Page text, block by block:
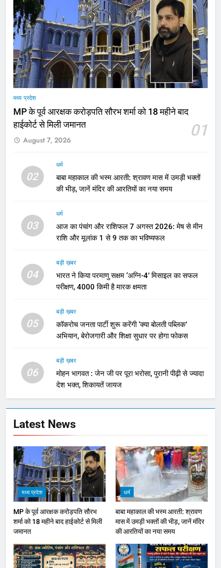
मध्य प्रदेश
MP के पूर्व आरक्षक करोड़पति सौरभ शर्मा को 18 महीने बाद
हाईकोर्ट से मिली जमानत
01
August 7, 2026
02
धर्म
बाबा महाकाल की भस्म आरती: श्रावण मास में उमड़ी भक्तों
की भीड़, जानें मंदिर की आरतियों का नया समय
03
धर्म
आज का पंचांग और राशिफल 7 अगस्त 2026: मेष से मीन
राशि और मूलांक 1 से 9 तक का भविष्यफल
04
बड़ी ख़बर
भारत ने किया परमाणु सक्षम ‘अग्नि-4’ मिसाइल का सफल
परीक्षण, 4000 किमी है मारक क्षमता
05
बड़ी ख़बर
कॉकरोच जनता पार्टी शुरू करेंगी ‘क्या बोलती पब्लिक’
अभियान, बेरोजगारी और शिक्षा सुधार पर होगा फोकस
06
बड़ी ख़बर
मोहन भागवत : जेन जी पर पूरा भरोसा, पुरानी पीढ़ी से ज्यादा
देश भक्त, शिकायतें जायज
Latest News
मध्य प्रदेश
MP के पूर्व आरक्षक करोड़पति सौरभ
शर्मा को 18 महीने बाद हाईकोर्ट से मिली
जमानत
धर्म
बाबा महाकाल की भस्म आरती: श्रावण
मास में उमड़ी भक्तों की भीड़, जानें मंदिर
की आरतियों का नया समय